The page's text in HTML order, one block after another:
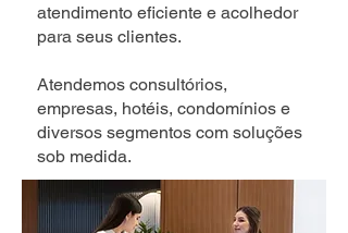
atendimento eficiente e acolhedor
para seus clientes.
Atendemos consultórios,
empresas, hotéis, condomínios e
diversos segmentos com soluções
sob medida.